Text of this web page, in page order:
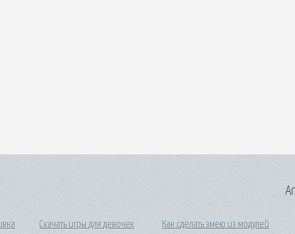
Скачать игры для девочек Как сделать змею из модулей